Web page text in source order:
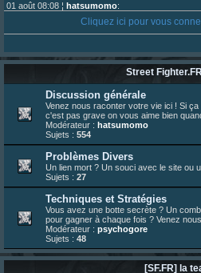
01 août 08:08 ¦ hatsumomo:
Aujourd'hui, c'est le yaoi day. Pour la peine je
30 juil. 07:22¦hatsumomo:
26 juil. 22:09¦hatsumomo:bio de Alex en ligne
13 juil. 09:53¦hatsumomo:
bonjour les amis, je viens de poster ma 1e review
23 juin 10:36¦indy:une très chouette SFFR
23 juin 07:30¦hatsumomo:nouvelle trad
23 juin 07:26
hatsumomo
22 juin 12:27¦indy:Yo !
22 juin 08:49¦veja:Yo
Cliquez ici pour vous
Street
Discussion générale
Venez nous raconter votre vie ici ! Si
c'est pas grave on vous aime bien
Modérateur : hatsumomo
Sujets : 554
Problèmes Divers
Un lien mort ? Un souci avec le site ou
Sujets : 27
Techniques et Stratégies
Vous avez une botte secrète ? Un
pour gagner à chaque fois ? Venez
Modérateur : psychogore
Sujets : 48
[SF.FR] la